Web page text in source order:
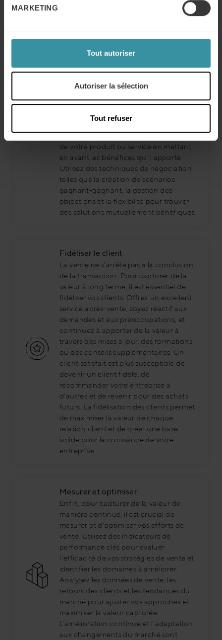
MARKETING
Tout autoriser
Autoriser la sélection
Tout refuser
dans le processus de vente. Pour
capturer de la valeur, il est important de
négocier avec confiance et de savoir
défendre la valeur de votre offre. Cela ne
signifie pas seulement discuter du prix,
mais aussi des termes et conditions qui
deux parties. Soyez prêt à justifier le coût
de votre produit ou service en mettant
en avant les bénéfices qu'il apporte.
Utilisez des techniques de négociation
telles que la création de scénarios
gagnant-gagnant, la gestion des
objections et la flexibilité pour trouver
des solutions mutuellement bénéfiques.
Fidéliser le client
La vente ne s'arrête pas à la conclusion
de la transaction. Pour capturer de la
valeur à long terme, il est essentiel de
fidéliser vos clients. Offrez un excellent
service après-vente, soyez réactif aux
demandes et aux préoccupations, et
continuez à apporter de la valeur à
travers des mises à jour, des formations
ou des conseils supplémentaires. Un
client satisfait est plus susceptible de
devenir un client fidèle, de
recommander votre entreprise à
d'autres et de revenir pour des achats
futurs. La fidélisation des clients permet
de maximiser la valeur de chaque
relation client et de créer une base
solide pour la croissance de votre
entreprise.
Mesurer et optimiser
Enfin, pour capturer de la valeur de
manière continue, il est crucial de
mesurer et d'optimiser vos efforts de
vente. Utilisez des indicateurs de
performance clés pour évaluer
l'efficacité de vos stratégies de vente et
identifier les domaines à améliorer.
Analysez les données de vente, les
retours des clients et les tendances du
marché pour ajuster vos approches et
maximiser la valeur capturée.
L'amélioration continue et l'adaptation
aux changements du marché sont